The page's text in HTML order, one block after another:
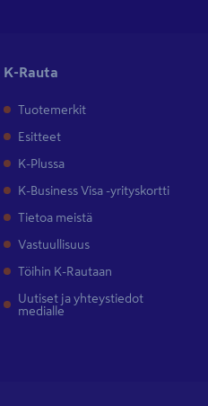
K-Rauta
Tuotemerkit
Esitteet
K-Plussa
K-Business Visa -yrityskortti
Tietoa meistä
Vastuullisuus
Töihin K-Rautaan
Uutiset ja yhteystiedot
medialle